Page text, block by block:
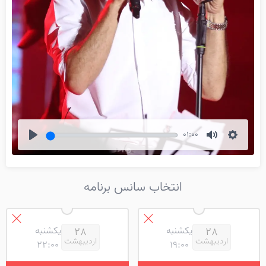
Play
01:00
MuteSettings
انتخاب سانس برنامه
28
اردیبهشت
یکشنبه
19:00
28
اردیبهشت
یکشنبه
22:00